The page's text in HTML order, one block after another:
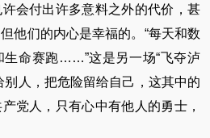
会付出许多意料之外的代价，甚
他们的内心是幸福的。“每天和数
生命赛跑……”这是另一场“飞夺泸
别人，把危险留给自己，这其中的
党人，只有心中有他人的勇士，